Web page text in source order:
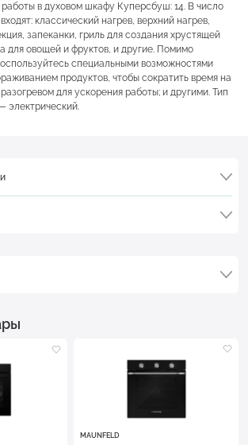
в духовом шкафу Куперсбуш: 14. В число
классический нагрев, верхний нагрев,
запеканки, гриль для создания хрустящей
для овощей и фруктов, и другие. Помимо
специальными возможностями
продуктов, чтобы сократить время на
для ускорения работы; и другими. Тип
электрический.
MAUNFELD